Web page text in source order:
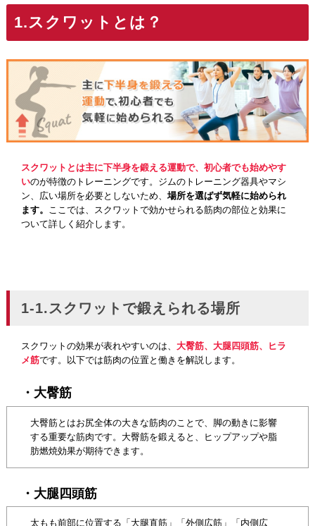
1.スクワットとは？
スクワットとは主に下半身を鍛える運動で、初心者でも始めやす
いのが特徴のトレーニングです。ジムのトレーニング器具やマシ
ン、広い場所を必要としないため、場所を選ばず気軽に始められ
ます。
ここでは、スクワットで効かせられる筋肉の部位と効果に
ついて詳しく紹介します。
1-1.スクワットで鍛えられる場所
スクワットの効果が表れやすいのは、大臀筋、大腿四頭筋、ヒラ
メ筋です。以下では筋肉の位置と働きを解説します。
・大臀筋
大臀筋とはお尻全体の大きな筋肉のことで、脚の動きに影響
する重要な筋肉です。大臀筋を鍛えると、ヒップアップや脂
肪燃焼効果が期待できます。
・大腿四頭筋
太もも前部に位置する「大腿直筋」「外側広筋」「内側広